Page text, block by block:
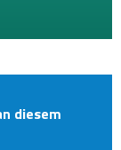
diesem